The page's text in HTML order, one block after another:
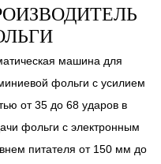
машина для
фольги с усилием
от 35 до 68 ударов в
фольги с электронным
питателя от 150 мм до